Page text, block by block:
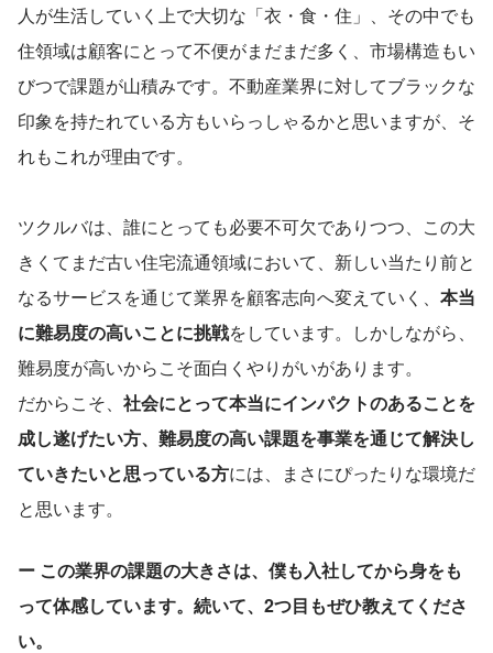
人が生活していく上で大切な「衣・食・住」、その中でも
住領域は顧客にとって不便がまだまだ多く、市場構造もい
びつで課題が山積みです。不動産業界に対してブラックな
印象を持たれている方もいらっしゃるかと思いますが、そ
れもこれが理由です。
ツクルバは、誰にとっても必要不可欠でありつつ、この大
きくてまだ古い住宅流通領域において、新しい当たり前と
なるサービスを通じて業界を顧客志向へ変えていく、 本当
に難易度の高いことに挑戦をしています。しかしながら、
難易度が高いからこそ面白くやりがいがあります。
だからこそ、 社会にとって本当にインパクトのあることを
成し遂げたい方、難易度の高い課題を事業を通じて解決し
ていきたいと思っている方には、まさにぴったりな環境だ
と思います。
ー この業界の課題の大きさは、僕も入社してから身をも
って体感しています。続いて、2つ目もぜひ教えてくださ
い。